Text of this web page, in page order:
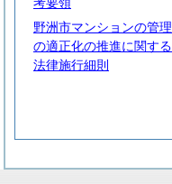
野洲市マンションの管理
の適正化の推進に関する
法律施行細則